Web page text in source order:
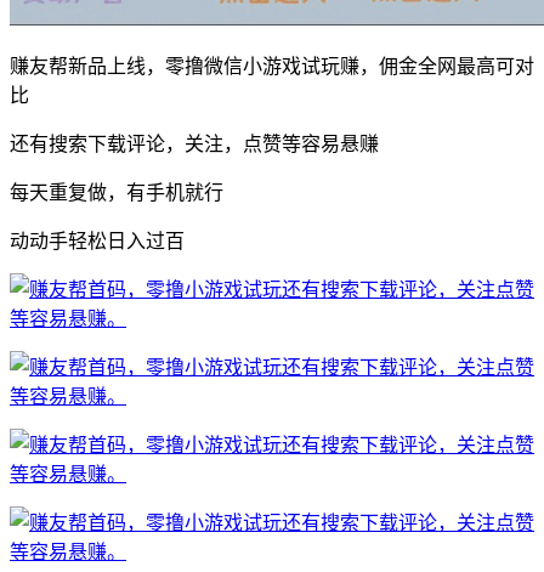
赚友帮新品上线，零撸微信小游戏试玩赚，佣金全网最高可对
比
还有搜索下载评论，关注，点赞等容易悬赚
每天重复做，有手机就行
动动手轻松日入过百